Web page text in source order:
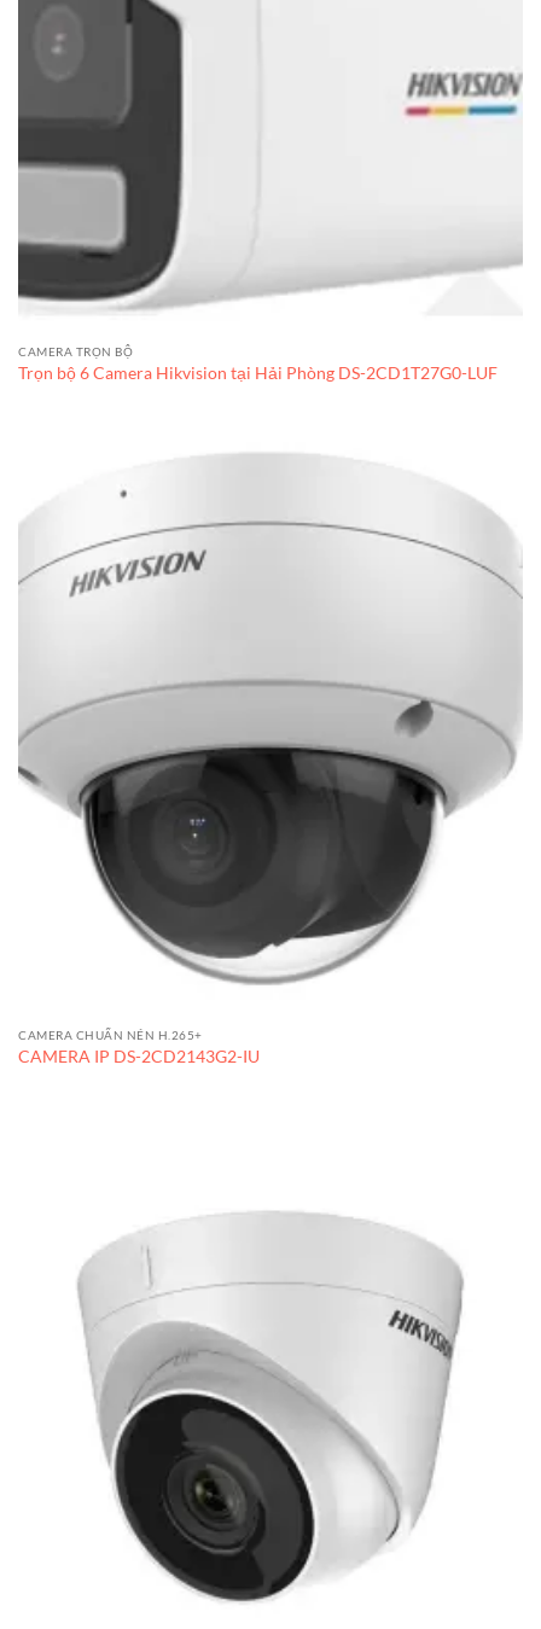
CAMERA TRỌN BỘ
Trọn bộ 6 Camera Hikvision tại Hải Phòng DS-2CD1T27G0-LUF
CAMERA CHUẨN NÉN H.265+
CAMERA IP DS-2CD2143G2-IU